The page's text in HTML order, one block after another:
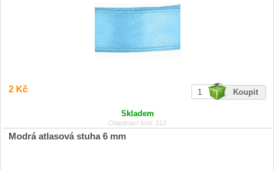
2 Kč
Skladem
Objednací kód: 313
Modrá atlasová stuha 6 mm